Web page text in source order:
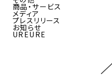
商品・サービス
メディア
プレスリリース
お知らせ
UREURE